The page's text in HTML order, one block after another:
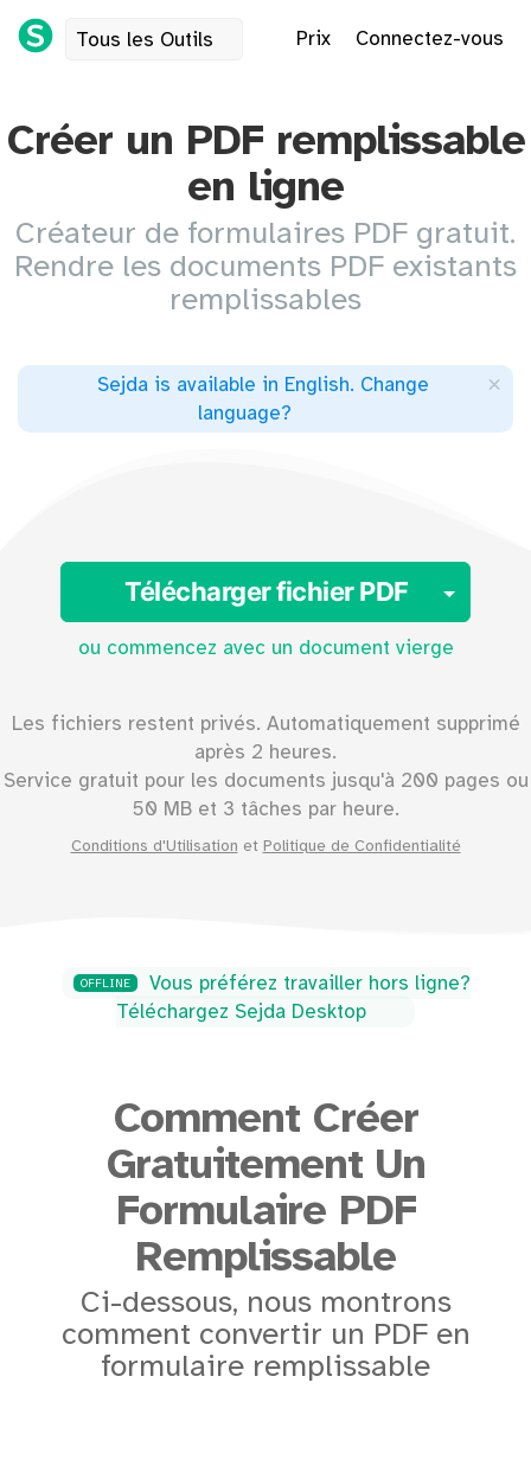
Tous les Outils Prix Connectez-vous
Créer un PDF remplissable
en ligne
Créateur de formulaires PDF gratuit.
Rendre les documents PDF existants
remplissables
Sejda is available in English. Change
language?
×
Télécharger fichier PDF
ou commencez avec un document vierge
Les fichiers restent privés. Automatiquement supprimé
après 2 heures.
Service gratuit pour les documents jusqu'à 200 pages ou
50 MB et 3 tâches par heure.
Conditions d'Utilisation et Politique de Confidentialité
OFFLINE
Vous préférez travailler hors ligne?
Téléchargez Sejda Desktop
Comment Créer
Gratuitement Un
Formulaire PDF
Remplissable
Ci-dessous, nous montrons
comment convertir un PDF en
formulaire remplissable